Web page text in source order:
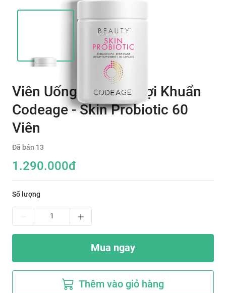
Viên Uống Bổ Sung Lợi Khuẩn
Codeage - Skin Probiotic 60
Viên
Đã bán 13
1.290.000đ
Số lượng
Mua ngay
Thêm vào giỏ hàng